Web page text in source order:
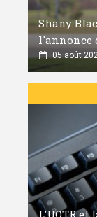
Shany
l'annonce
05 août
L'UQTR et